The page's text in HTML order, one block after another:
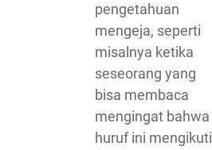
pengetahuan
mengeja, seperti
misalnya ketika
seseorang yang
bisa membaca
mengingat bahwa
huruf ini mengikuti